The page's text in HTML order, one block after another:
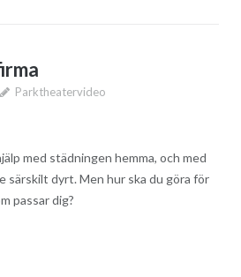
Parktheatervideo
med städningen hemma, och med
särskilt dyrt. Men hur ska du göra för
passar dig?